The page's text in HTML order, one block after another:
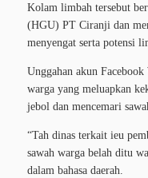
Kolam limbah tersebut
(HGU) PT Ciranji dan
menyengat serta potensi
Unggahan akun
warga yang meluapkan
jebol dan mencemari
“Tah dinas terkait ieu
sawah warga belah ditu
dalam bahasa daerah.